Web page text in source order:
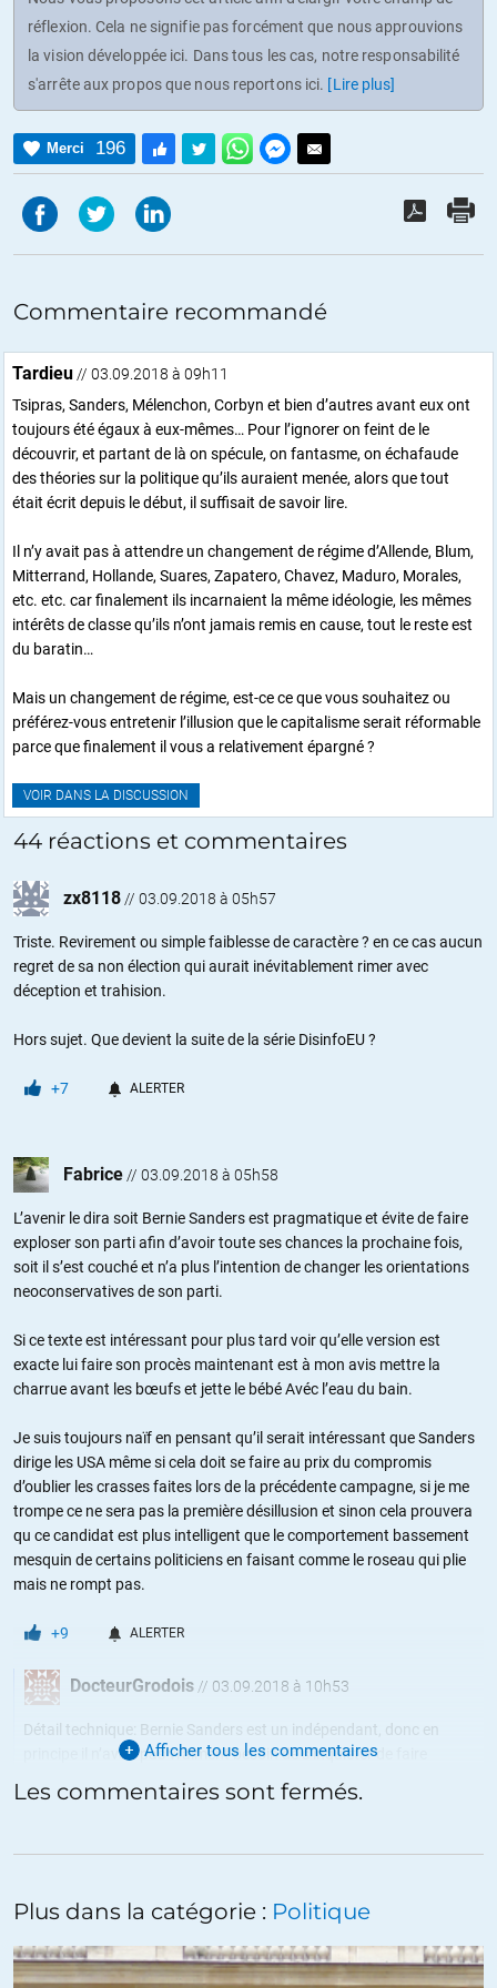
réflexion. Cela ne signifie pas forcément que nous approuvions
la vision développée ici. Dans tous les cas, notre responsabilité
s'arrête aux propos que nous reportons ici. [Lire plus]
Merci 196
Commentaire recommandé
Tardieu// 03.09.2018 à 09h11
Tsipras, Sanders, Mélenchon, Corbyn et bien d’autres avant eux ont
toujours été égaux à eux-mêmes… Pour l’ignorer on feint de le
découvrir, et partant de là on spécule, on fantasme, on échafaude
des théories sur la politique qu’ils auraient menée, alors que tout
était écrit depuis le début, il suffisait de savoir lire.
Il n’y avait pas à attendre un changement de régime d’Allende, Blum,
Mitterrand, Hollande, Suares, Zapatero, Chavez, Maduro, Morales,
etc. etc. car finalement ils incarnaient la même idéologie, les mêmes
intérêts de classe qu’ils n’ont jamais remis en cause, tout le reste est
du baratin…
Mais un changement de régime, est-ce ce que vous souhaitez ou
préférez-vous entretenir l’illusion que le capitalisme serait réformable
parce que finalement il vous a relativement épargné ?
VOIR DANS LA DISCUSSION
44 réactions et commentaires
zx8118// 03.09.2018 à 05h57
Triste. Revirement ou simple faiblesse de caractère ? en ce cas aucun
regret de sa non élection qui aurait inévitablement rimer avec
déception et trahision.
Hors sujet. Que devient la suite de la série DisinfoEU ?
+7 ALERTER
Fabrice// 03.09.2018 à 05h58
L’avenir le dira soit Bernie Sanders est pragmatique et évite de faire
exploser son parti afin d’avoir toute ses chances la prochaine fois,
soit il s’est couché et n’a plus l’intention de changer les orientations
neoconservatives de son parti.
Si ce texte est intéressant pour plus tard voir qu’elle version est
exacte lui faire son procès maintenant est à mon avis mettre la
charrue avant les bœufs et jette le bébé Avéc l’eau du bain.
Je suis toujours naïf en pensant qu’il serait intéressant que Sanders
dirige les USA même si cela doit se faire au prix du compromis
d’oublier les crasses faites lors de la précédente campagne, si je me
trompe ce ne sera pas la première désillusion et sinon cela prouvera
qu ce candidat est plus intelligent que le comportement bassement
mesquin de certains politiciens en faisant comme le roseau qui plie
mais ne rompt pas.
+9 ALERTER
DocteurGrodois // 03.09.2018 à 10h53
Détail technique: Bernie Sanders est un indépendant, donc en
principe il n’avait pas vraiment besoin de s’inquiéter de faire
exploser le parti Démocrate. En termes français c’est un divers
gauche assez influent pour faire sa cuisine en accord avec le parti.
candidat contre Sanders s’il portait l’étiquette
candidat principal écolo.
A priori le rôle de Bernie Sanders était de ratisser à gauche pour le
compte de Clinton. Plutôt que de se présenter sur une liste
Afficher tous les commentaires
Les commentaires sont fermés.
Plus dans la catégorie : Politique